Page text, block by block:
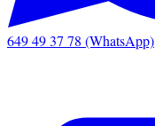
649 49 37 78 (WhatsApp)